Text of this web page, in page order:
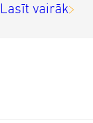
Lasīt vairāk